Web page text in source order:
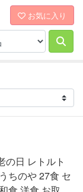
お気に入り
の日 レトルト
ちのや 27食 セ